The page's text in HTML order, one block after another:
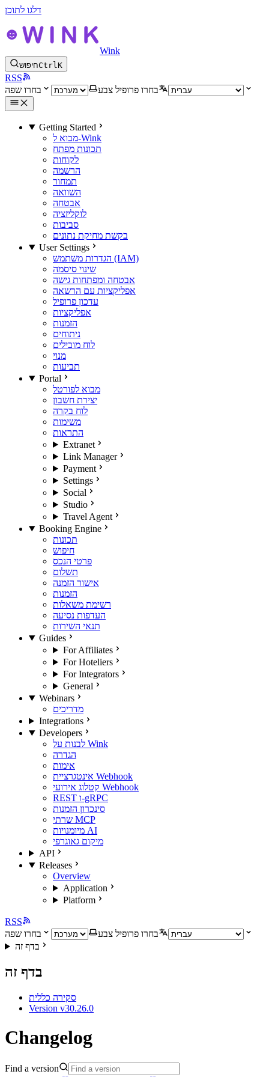
דלגו לתוכן
Wink
חיפושCtrlK
RSS
בחרו פרופיל צבע
בחרו שפה
Getting Started
מבוא ל-Wink
תכונות מפתח
לקוחות
הרשמה
תמחור
השוואה
אבטחה
לוקליזציה
סביבות
בקשת מחיקת נתונים
User Settings
הגדרות משתמש (IAM)
שינוי סיסמה
אבטחה ומפתחות גישה
אפליקציות עם הרשאה
עדכון פרופיל
אפליקציות
הזמנות
ניתוחים
לוח מובילים
מנוי
תביעות
Portal
מבוא לפורטל
יצירת חשבון
לוח בקרה
משימות
התראות
Extranet
Link Manager
Payment
Settings
Social
Studio
Travel Agent
Booking Engine
תכונות
חיפוש
פרטי הנכס
תשלום
אישור הזמנה
הזמנות
רשימת משאלות
העדפות נסיעה
תנאי השירות
Guides
For Affiliates
For Hoteliers
For Integrators
General
Webinars
מדריכים
Integrations
Developers
לבנות על Wink
הגדרה
אימות
אינטגרציית Webhook
קטלוג אירועי Webhook
REST ו-gRPC
סינכרון הזמנות
שרתי MCP
מיומנויות AI
מיקום גאוגרפי
API
Releases
Overview
Application
Platform
RSS
בחרו פרופיל צבע
בחרו שפה
בדף זה
בדף זה
סקירה כללית
Version v30.26.0
Changelog
Find a version